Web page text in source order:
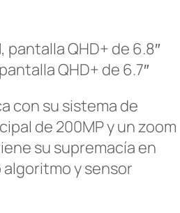
pantalla QHD+ de 6.8″
QHD+ de 6.7″
con su sistema de
de 200MP y un zoom
su supremacía en
y sensor